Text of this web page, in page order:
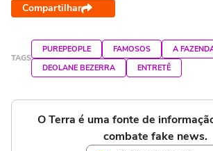
Compartilhar
TAGS
PUREPEOPLE FAMOSOS
A
DEOLANE BEZERRA
ENTRETÊ
O Terra é uma fonte de
combate fake news.